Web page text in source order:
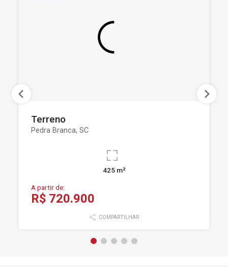
Terreno
Pedra Branca, SC
425 m²
A partir de:
R$ 720.900
COMPARTILHAR